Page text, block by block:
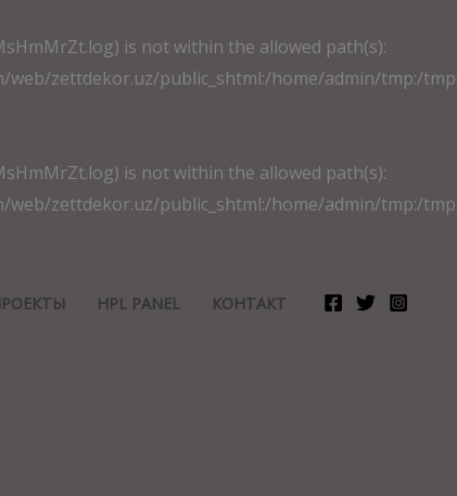
is not within the allowed path(s):
zettdekor.uz/public_shtml:/home/admin/tmp:/
is not within the allowed path(s):
zettdekor.uz/public_shtml:/home/admin/tmp:/
HPL PANEL КОНТАКТ